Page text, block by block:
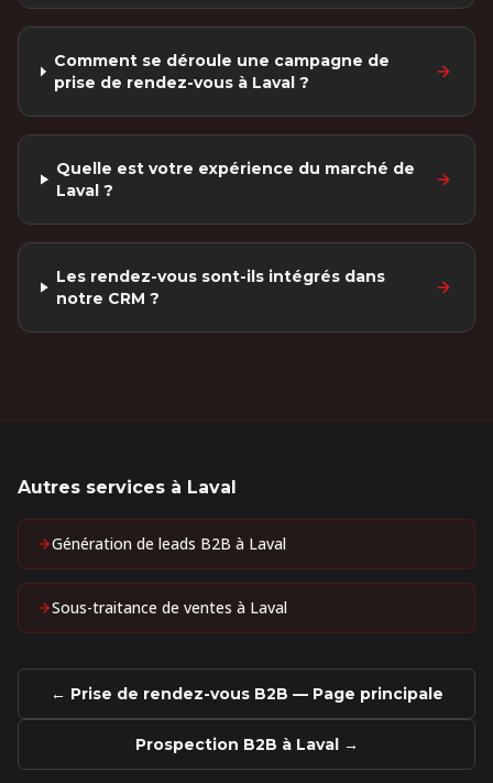
Comment se déroule une campagne de
prise de rendez-vous à Laval ?
Quelle est votre expérience du marché de
Laval ?
Les rendez-vous sont-ils intégrés dans
notre CRM ?
Autres services à Laval
Génération de leads B2B à Laval
Sous-traitance de ventes à Laval
← Prise de rendez-vous B2B — Page principale
Prospection B2B à Laval→